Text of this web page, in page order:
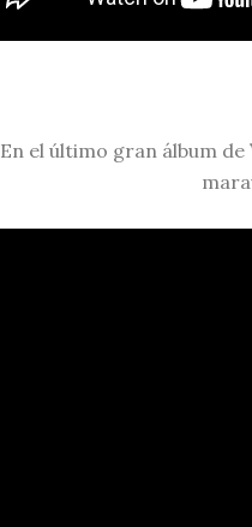
En el último gran álbum de